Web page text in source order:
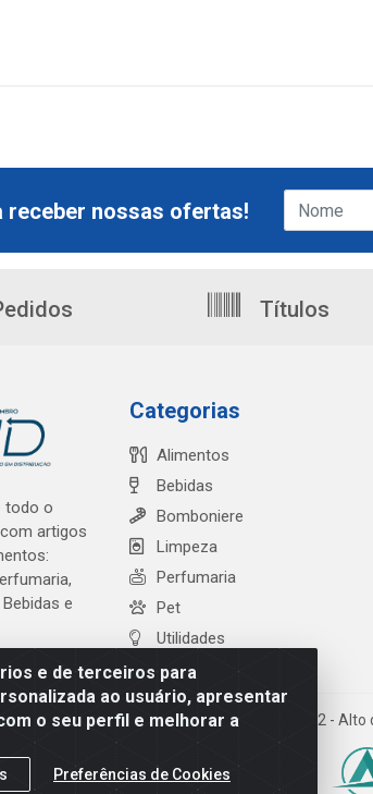
e de terceiros para
ao usuário, apresentar
o seu perfil e melhorar a
Preferências de Cookies
receber nossas ofertas!
Títulos
todo o
artigos
e
Categorias
Alimentos
Bebidas
Bomboniere
Limpeza
Perfumaria
Pet
Utilidades
Distribuidora - Estrada Alto do Moura, 582 -